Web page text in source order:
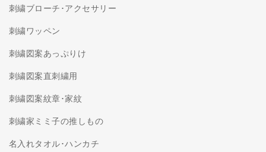
刺繍ブローチ･アクセサリー
刺繍ワッペン
刺繍図案あっぷりけ
刺繍図案直刺繍用
刺繍図案紋章･家紋
刺繍家ミミ子の推しもの
名入れタオル･ハンカチ